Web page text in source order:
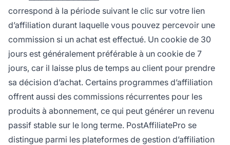
correspond à la période suivant le clic sur votre lien
d’affiliation durant laquelle vous pouvez percevoir une
commission si un achat est effectué. Un cookie de 30
jours est généralement préférable à un cookie de 7
jours, car il laisse plus de temps au client pour prendre
sa décision d’achat. Certains programmes d’affiliation
offrent aussi des commissions récurrentes pour les
produits à abonnement, ce qui peut générer un revenu
passif stable sur le long terme. PostAffiliatePro se
distingue parmi les plateformes de gestion d’affiliation